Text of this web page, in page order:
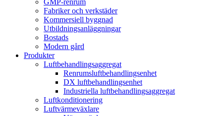
GMP-renrum
Fabriker och verkstäder
Kommersiell byggnad
Utbildningsanläggningar
Bostads
Modern gård
Produkter
Luftbehandlingsaggregat
Renrumsluftbehandlingsenhet
DX luftbehandlingsenhet
Industriella luftbehandlingsaggregat
Luftkonditionering
Luftvärmeväxlare